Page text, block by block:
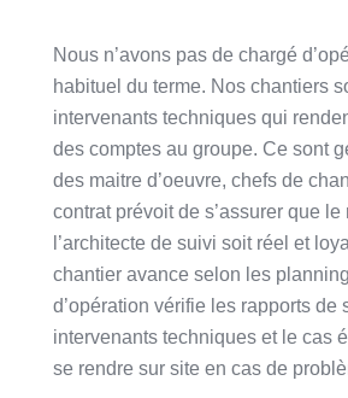
Nous n’avons pas de chargé
habituel du terme. Nos chantiers
intervenants techniques qui
des comptes au groupe. Ce sont
des maitre d’oeuvre, chefs de
contrat prévoit de s’assurer que
l’architecte de suivi soit réel et
chantier avance selon les
d’opération vérifie les rapports de
intervenants techniques et le cas
se rendre sur site en cas de